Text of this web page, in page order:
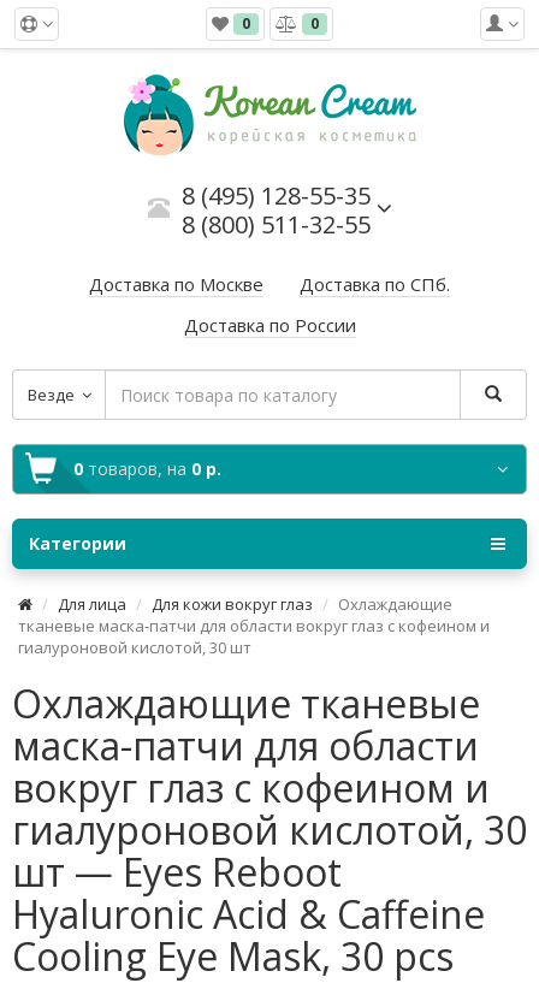
0 0
8 (495) 128-55-35
8 (800) 511-32-55
Доставка по Москве
Доставка по СПб.
Доставка по России
Везде
0 товаров, на 0 р.
Категории
Для лица Для кожи вокруг глаз
Охлаждающие
тканевые маска-патчи для области вокруг глаз с кофеином и
гиалуроновой кислотой, 30 шт
Охлаждающие тканевые
маска-патчи для области
вокруг глаз с кофеином и
гиалуроновой кислотой, 30
шт — Eyes Reboot
Hyaluronic Acid & Caffeine
Cooling Eye Mask, 30 pcs